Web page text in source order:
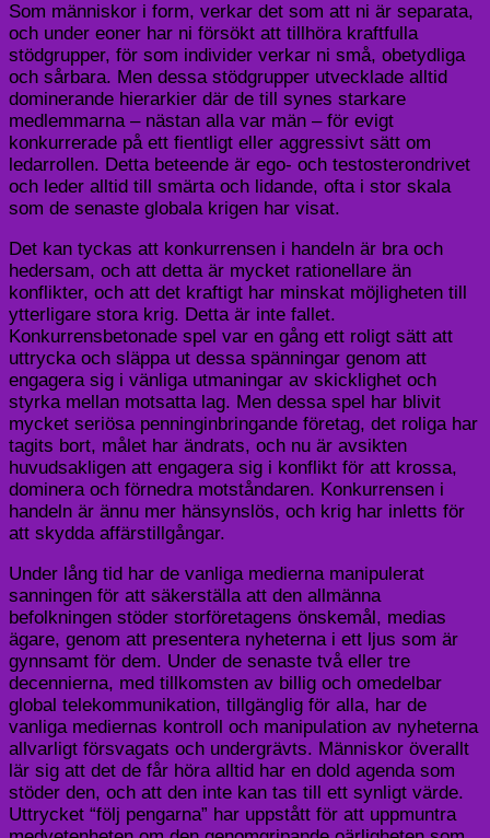
Som människor i form, verkar det som att ni är separata,
och under eoner har ni försökt att tillhöra kraftfulla
stödgrupper, för som individer verkar ni små, obetydliga
och sårbara. Men dessa stödgrupper utvecklade alltid
dominerande hierarkier där de till synes starkare
medlemmarna – nästan alla var män – för evigt
konkurrerade på ett fientligt eller aggressivt sätt om
ledarrollen. Detta beteende är ego- och testosterondrivet
och leder alltid till smärta och lidande, ofta i stor skala
som de senaste globala krigen har visat.
Det kan tyckas att konkurrensen i handeln är bra och
hedersam, och att detta är mycket rationellare än
konflikter, och att det kraftigt har minskat möjligheten till
ytterligare stora krig. Detta är inte fallet.
Konkurrensbetonade spel var en gång ett roligt sätt att
uttrycka och släppa ut dessa spänningar genom att
engagera sig i vänliga utmaningar av skicklighet och
styrka mellan motsatta lag. Men dessa spel har blivit
mycket seriösa penninginbringande företag, det roliga har
tagits bort, målet har ändrats, och nu är avsikten
huvudsakligen att engagera sig i konflikt för att krossa,
dominera och förnedra motståndaren. Konkurrensen i
handeln är ännu mer hänsynslös, och krig har inletts för
att skydda affärstillgångar.
Under lång tid har de vanliga medierna manipulerat
sanningen för att säkerställa att den allmänna
befolkningen stöder storföretagens önskemål, medias
ägare, genom att presentera nyheterna i ett ljus som är
gynnsamt för dem. Under de senaste två eller tre
decennierna, med tillkomsten av billig och omedelbar
global telekommunikation, tillgänglig för alla, har de
vanliga mediernas kontroll och manipulation av nyheterna
allvarligt försvagats och undergrävts. Människor överallt
lär sig att det de får höra alltid har en dold agenda som
stöder den, och att den inte kan tas till ett synligt värde.
Uttrycket “följ pengarna” har uppstått för att uppmuntra